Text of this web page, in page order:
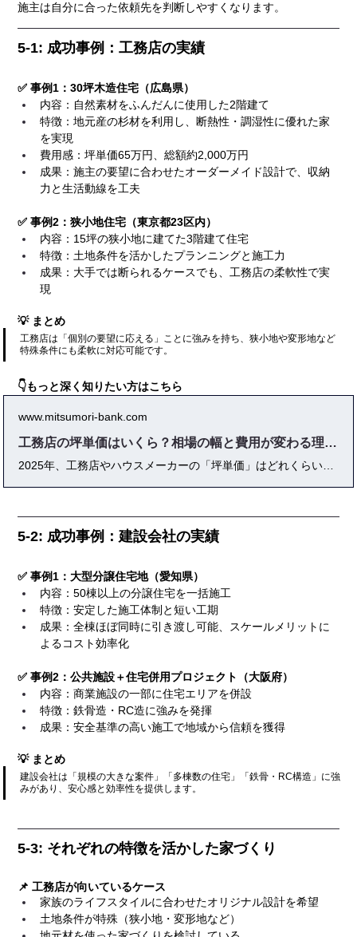
施主は自分に合った依頼先を判断しやすくなります。
5-1: 成功事例：工務店の実績
✅ 事例1：30坪木造住宅（広島県）
内容：自然素材をふんだんに使用した2階建て
特徴：地元産の杉材を利用し、断熱性・調湿性に優れた家
を実現
費用感：坪単価65万円、総額約2,000万円
成果：施主の要望に合わせたオーダーメイド設計で、収納
力と生活動線を工夫
✅ 事例2：狭小地住宅（東京都23区内）
内容：15坪の狭小地に建てた3階建て住宅
特徴：土地条件を活かしたプランニングと施工力
成果：大手では断られるケースでも、工務店の柔軟性で実
現
💡 まとめ
工務店は「個別の要望に応える」ことに強みを持ち、狭小地や変形地など
特殊条件にも柔軟に対応可能です。
👇もっと深く知りたい方はこちら
www.mitsumori-bank.com
工務店の坪単価はいくら？相場の幅と費用が変わる理由をわかりやすく解説
5-2: 成功事例：建設会社の実績
✅ 事例1：大型分譲住宅地（愛知県）
内容：50棟以上の分譲住宅を一括施工
特徴：安定した施工体制と短い工期
成果：全棟ほぼ同時に引き渡し可能、スケールメリットに
よるコスト効率化
✅ 事例2：公共施設＋住宅併用プロジェクト（大阪府）
内容：商業施設の一部に住宅エリアを併設
特徴：鉄骨造・RC造に強みを発揮
成果：安全基準の高い施工で地域から信頼を獲得
💡 まとめ
建設会社は「規模の大きな案件」「多棟数の住宅」「鉄骨・RC構造」に強
みがあり、安心感と効率性を提供します。
5-3: それぞれの特徴を活かした家づくり
📌 工務店が向いているケース
家族のライフスタイルに合わせたオリジナル設計を希望
土地条件が特殊（狭小地・変形地など）